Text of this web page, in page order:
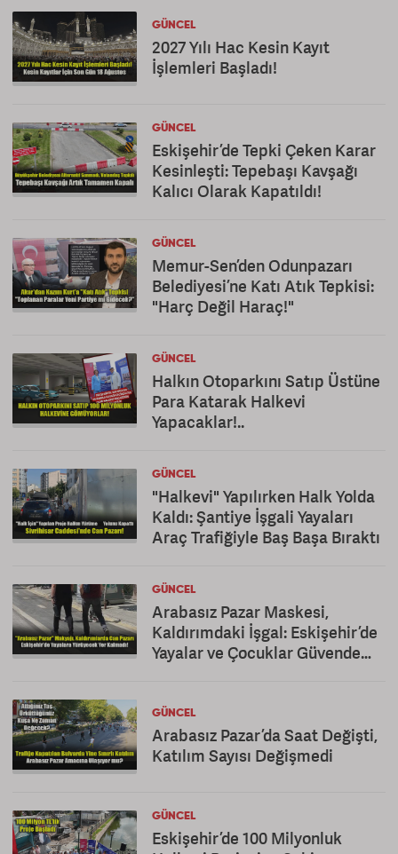
GÜNCEL
2027 Yılı Hac Kesin Kayıt
İşlemleri Başladı!
GÜNCEL
Eskişehir’de Tepki Çeken Karar
Kesinleşti: Tepebaşı Kavşağı
Kalıcı Olarak Kapatıldı!
GÜNCEL
Memur-Sen’den Odunpazarı
Belediyesi’ne Katı Atık Tepkisi:
"Harç Değil Haraç!"
GÜNCEL
Halkın Otoparkını Satıp Üstüne
Para Katarak Halkevi
Yapacaklar!..
GÜNCEL
"Halkevi" Yapılırken Halk Yolda
Kaldı: Şantiye İşgali Yayaları
Araç Trafiğiyle Baş Başa Bıraktı
GÜNCEL
Arabasız Pazar Maskesi,
Kaldırımdaki İşgal: Eskişehir’de
Yayalar ve Çocuklar Güvende
GÜNCEL
Arabasız Pazar’da Saat Değişti,
Katılım Sayısı Değişmedi
GÜNCEL
Eskişehir’de 100 Milyonluk